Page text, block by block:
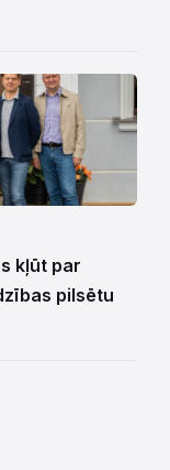
kļūt par
pilsētu